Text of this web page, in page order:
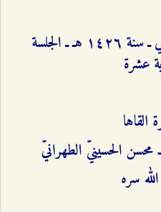
شرح دعاء أبي حمزة الثمالي ـ سنة ۱٤٢٦ هـ ـ الجلسة
عشرة
القاها
محسن الحسينيّ الطهرانيّ
سره